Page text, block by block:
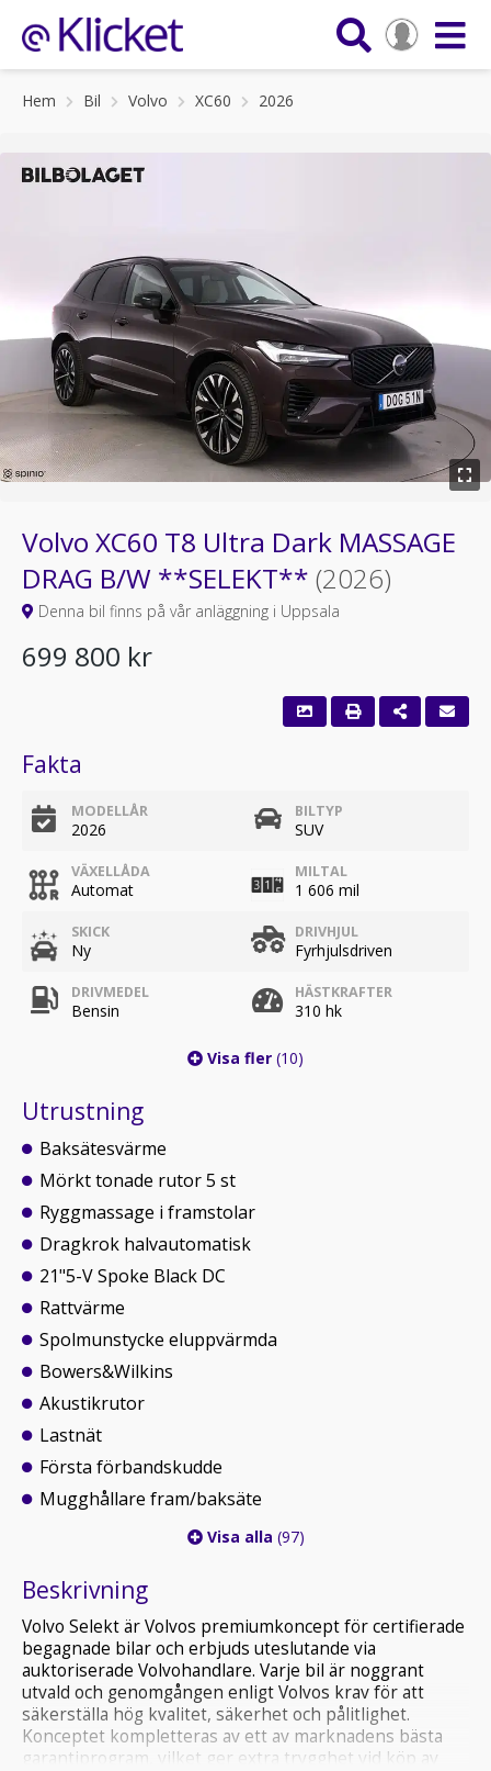
Hem Bil Volvo XC60 2026
Volvo XC60 T8 Ultra Dark MASSAGE
DRAG B/W **SELEKT** (2026)
Denna bil finns på vår anläggning i Uppsala
699 800 kr
Fakta
MODELLÅR
2026
BILTYP
SUV
VÄXELLÅDA
Automat
MILTAL
1 606 mil
SKICK
Ny
DRIVHJUL
Fyrhjulsdriven
DRIVMEDEL
Bensin
HÄSTKRAFTER
310 hk
Visa fler (10)
Utrustning
Baksätesvärme
Mörkt tonade rutor 5 st
Ryggmassage i framstolar
Dragkrok halvautomatisk
21"5-V Spoke Black DC
Rattvärme
Spolmunstycke eluppvärmda
Bowers&Wilkins
Akustikrutor
Lastnät
Första förbandskudde
Mugghållare fram/baksäte
Visa alla (97)
Beskrivning
Volvo Selekt är Volvos premiumkoncept för certifierade
begagnade bilar och erbjuds uteslutande via
auktoriserade Volvohandlare. Varje bil är noggrant
utvald och genomgången enligt Volvos krav för att
säkerställa hög kvalitet, säkerhet och pålitlighet.
Konceptet kompletteras av ett av marknadens bästa
garantiprogram, vilket ger extra trygghet vid köp av